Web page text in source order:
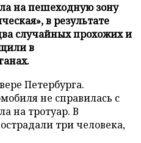
на пешеходную зону
в результате
случайных прохожих и
в
Петербурга.
не справилась с
на тротуар. В
три человека,